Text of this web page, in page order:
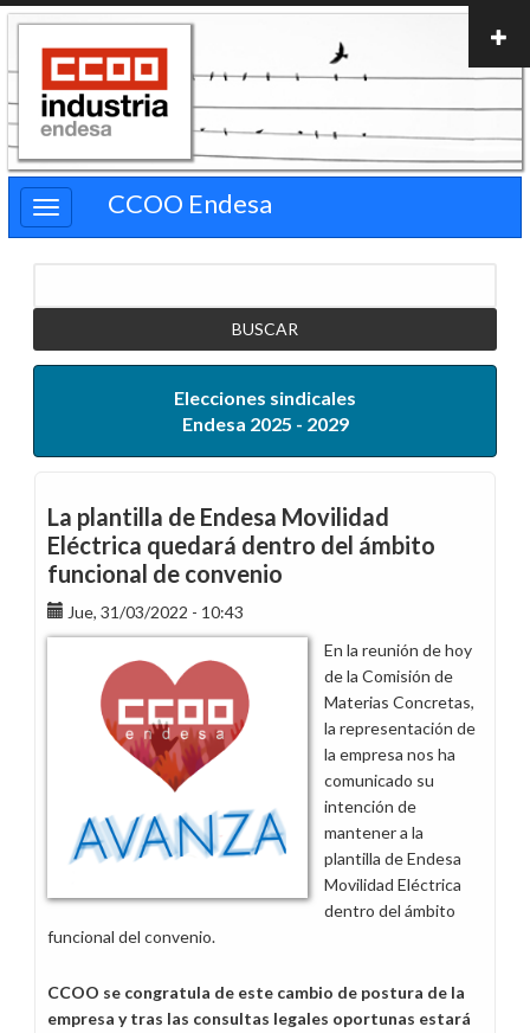
Pasar
contenido
principal
CCOO Endesa
Elecciones sindicales
Endesa 2025 - 2029
La plantilla de Endesa Movilidad
Eléctrica quedará dentro del ámbito
funcional de convenio
Jue, 31/03/2022 - 10:43
En la reunión de hoy
de la Comisión de
Materias Concretas,
la representación de
la empresa nos ha
comunicado su
intención de
mantener a la
plantilla de Endesa
Movilidad Eléctrica
dentro del ámbito
funcional del convenio.
CCOO se congratula de este cambio de postura de la
empresa y tras las consultas legales oportunas estará